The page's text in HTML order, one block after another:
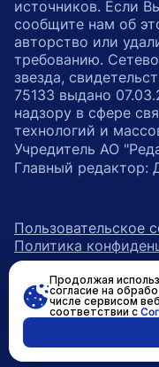
источников. Если
сообщите нам об
авторство или
требованию.
звезда,
75133 выдано
надзору в сфере
технологий и
Учредитель АО
Главный редактор:
Пользовательское
Политика
возрастное
Продолжая
согласие на
числе сервисом
соответствии с